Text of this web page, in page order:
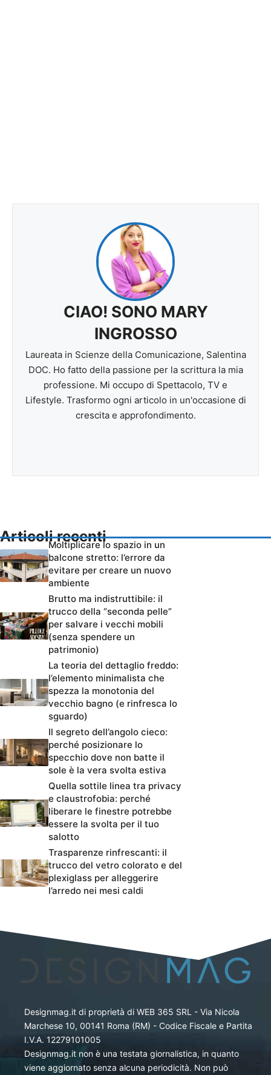
CIAO! SONO MARY
INGROSSO
Laureata in Scienze della Comunicazione, Salentina
DOC. Ho fatto della passione per la scrittura la mia
professione. Mi occupo di Spettacolo, TV e
Lifestyle. Trasformo ogni articolo in un'occasione di
crescita e approfondimento.
Articoli recenti
Moltiplicare lo spazio in un
balcone stretto: l’errore da
evitare per creare un nuovo
ambiente
Brutto ma indistruttibile: il
trucco della “seconda pelle”
per salvare i vecchi mobili
(senza spendere un
patrimonio)
La teoria del dettaglio freddo:
l’elemento minimalista che
spezza la monotonia del
vecchio bagno (e rinfresca lo
sguardo)
Il segreto dell’angolo cieco:
perché posizionare lo
specchio dove non batte il
sole è la vera svolta estiva
Quella sottile linea tra privacy
e claustrofobia: perché
liberare le finestre potrebbe
essere la svolta per il tuo
salotto
Trasparenze rinfrescanti: il
trucco del vetro colorato e del
plexiglass per alleggerire
l’arredo nei mesi caldi
Designmag.it di proprietà di WEB 365 SRL - Via Nicola
Marchese 10, 00141 Roma (RM) - Codice Fiscale e Partita
I.V.A. 12279101005
Designmag.it non è una testata giornalistica, in quanto
viene aggiornato senza alcuna periodicità. Non può